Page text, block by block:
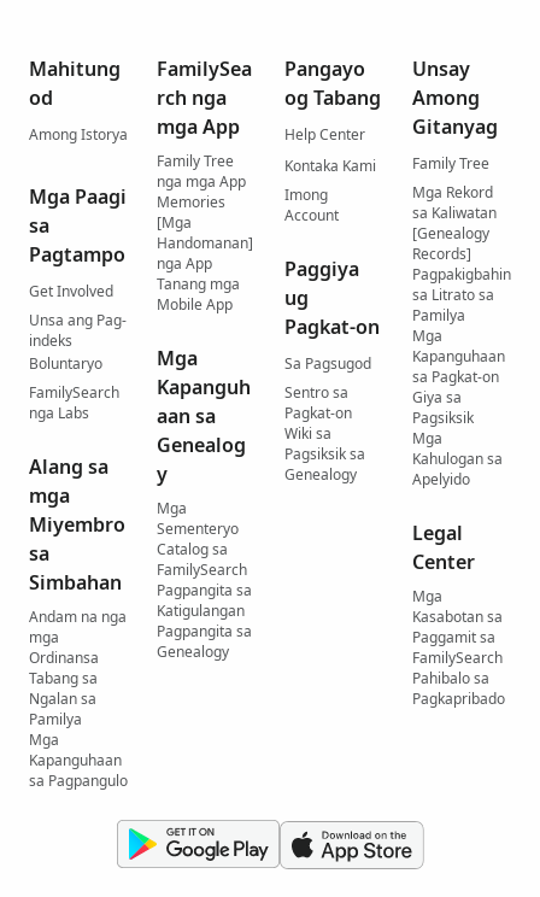
Mahitung
od
Among Istorya
Mga Paagi
sa
Pagtampo
Get Involved
Unsa ang Pag-
indeks
Boluntaryo
FamilySearch
nga Labs
Alang sa
mga
Miyembro
sa
Simbahan
Andam na nga
mga
Ordinansa
Tabang sa
Ngalan sa
Pamilya
Mga
Kapanguhaan
sa Pagpangulo
FamilySea
rch nga
mga App
Family Tree
nga mga App
Memories
[Mga
Handomanan]
nga App
Tanang mga
Mobile App
Mga
Kapanguh
aan sa
Genealog
y
Mga
Sementeryo
Catalog sa
FamilySearch
Pagpangita sa
Katigulangan
Pagpangita sa
Genealogy
Pangayo
og Tabang
Help Center
Kontaka Kami
Imong
Account
Paggiya
ug
Pagkat-on
Sa Pagsugod
Sentro sa
Pagkat-on
Wiki sa
Pagsiksik sa
Genealogy
Unsay
Among
Gitanyag
Family Tree
Mga Rekord
sa Kaliwatan
[Genealogy
Records]
Pagpakigbahin
sa Litrato sa
Pamilya
Mga
Kapanguhaan
sa Pagkat-on
Giya sa
Pagsiksik
Mga
Kahulogan sa
Apelyido
Legal
Center
Mga
Kasabotan sa
Paggamit sa
FamilySearch
Pahibalo sa
Pagkapribado